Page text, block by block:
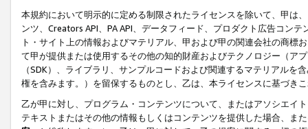
本規約において明示的に定める制限されたライセンスを除いて、甲は
ンツ、Creators API、PA API、データフィード、プロダクト広告コン
ト・サイト上の情報およびマテリアル、甲および甲の関連会社の商
て甲が提供または使用するその他の知的財産およびテクノロジー（ア
（SDK）、ライブラリ、サンプルコードおよび関連するマテリアル
権を含みます。）を留保するものとし、乙は、本ライセンスに基づき
乙が甲に対し、プログラム・コンテンツについて、またはアソシエイ
テキストまたはその他の情報もしくはコンテンツを提供した場合、ま